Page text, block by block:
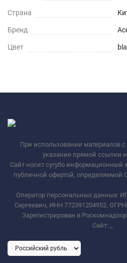
Страна
Бренд
Цвет
При использовании материалов с
указание прямой ссылки
Сайт носит сугубо информационный
публичной офертой, определяемой
Оператор персональных данных:
Сергеевич, ИНН 772391204952,
Зарегистрирован в
Сайт: